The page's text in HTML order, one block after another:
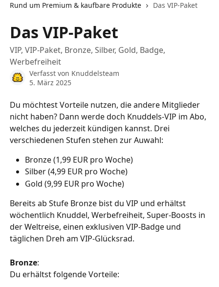
Rund um Premium & kaufbare Produkte
Das VIP-Paket
Das VIP-Paket
VIP, VIP-Paket, Bronze, Silber, Gold, Badge,
Werbefreiheit
Verfasst von Knuddelsteam
5. März 2025
Du möchtest Vorteile nutzen, die andere Mitglieder
nicht haben? Dann werde doch Knuddels-VIP im Abo,
welches du jederzeit kündigen kannst. Drei
verschiedenen Stufen stehen zur Auwahl:
Bronze (1,99 EUR pro Woche)
Silber (4,99 EUR pro Woche)
Gold (9,99 EUR pro Woche)
Bereits ab Stufe Bronze bist du VIP und erhältst
wöchentlich Knuddel, Werbefreiheit, Super-Boosts in
der Weltreise, einen exklusiven VIP-Badge und
täglichen Dreh am VIP-Glücksrad.
Bronze:
Du erhältst folgende Vorteile: